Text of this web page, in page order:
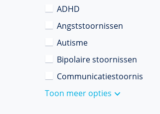
ADHD
Angststoornissen
Autisme
Bipolaire stoornissen
Communicatiestoornis
Toon meer opties